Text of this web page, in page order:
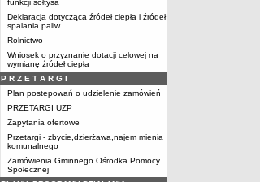
funkcji sołtysa
Deklaracja dotycząca źródeł ciepła i źródeł
spalania paliw
Rolnictwo
Wniosek o przyznanie dotacji celowej na
wymianę źródeł ciepła
P R Z E T A R G I
Plan postepowań o udzielenie zamówień
PRZETARGI UZP
Zapytania ofertowe
Przetargi - zbycie,dzierżawa,najem mienia
komunalnego
Zamówienia Gminnego Ośrodka Pomocy
Społecznej